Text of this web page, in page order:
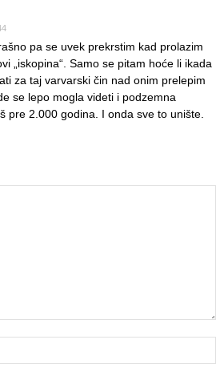
pa se uvek prekrstim kad prolazim
„iskopina“. Samo se pitam hoće li ikada
za taj varvarski čin nad onim prelepim
se lepo mogla videti i podzemna
pre 2.000 godina. I onda sve to unište.